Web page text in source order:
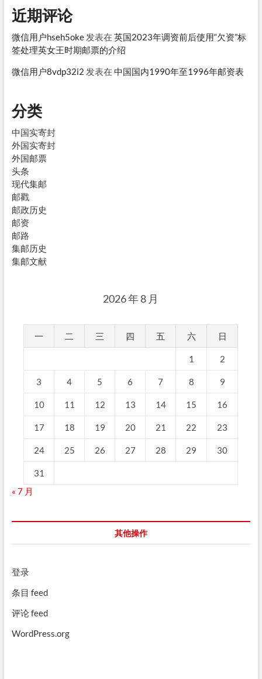
近期评论
微信用户hseh5oke发表在 英国2023年调资前后使用“欠资”标
签处理英女王时期邮票的介绍
微信用户8vdp32i2 发表在 中国国内1990年至1996年邮资表
分类
中国实寄封
外国实寄封
外国邮票
头条
现代集邮
邮戳
邮政历史
邮资
邮路
集邮历史
集邮文献
2026 年 8 月
一 二 三 四 五 六 日
1 2
3 4 5 6 7 8 9
10 11 12 13 14 15 16
17 18 19 20 21 22 23
24 25 26 27 28 29 30
31
« 7 月
其他操作
登录
条目 feed
评论 feed
WordPress.org